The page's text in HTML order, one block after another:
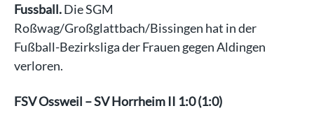
Fussball.Die SGM
Roßwag/Großglattbach/Bissingen hat in der
Fußball-Bezirksliga der Frauen gegen Aldingen
verloren.
FSV Ossweil – SV Horrheim II 1:0 (1:0)